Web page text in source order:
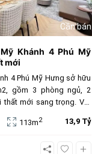
Cần bán
Khánh 4 Phú Mỹ
mới
4 Phú Mỹ Hưng sở hữu
gồm 3 phòng ngủ, 2
mới sang trọng. Với
và đầu tư. Giá bán 13.9
113m2 13,9 Tỷ